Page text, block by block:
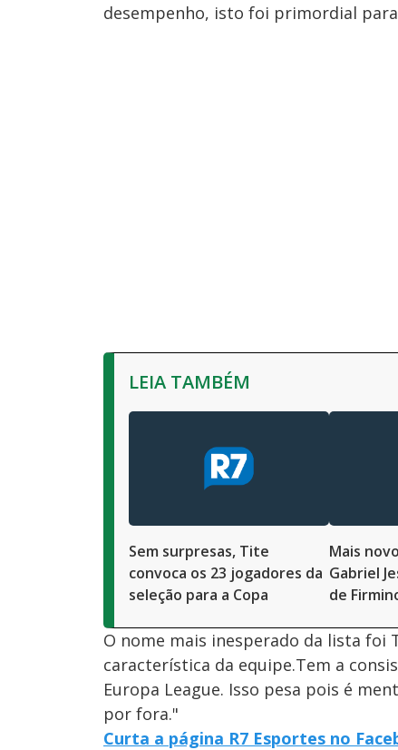
desempenho, isto foi primordial
LEIA TAMBÉM
Sem surpresas, Tite
convoca os 23 jogadores da
seleção para a Copa
Mais
Gabriel
de
O nome mais inesperado da lista foi
característica da equipe.Tem a
Europa League. Isso pesa pois é
por fora."
Curta a página R7 Esportes no